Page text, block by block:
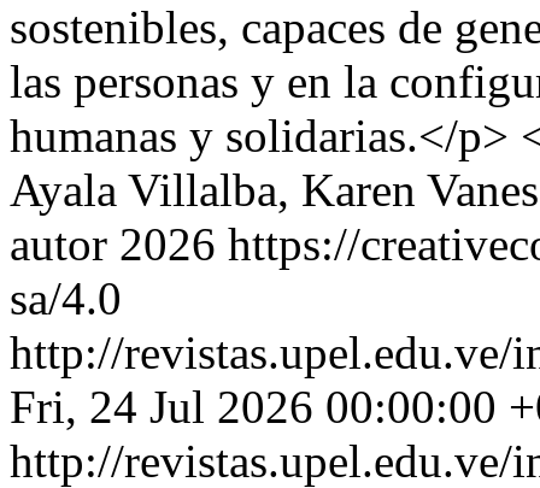
sostenibles, capaces de
las personas y en la
humanas y solidarias.</p>
Ayala Villalba, Karen
autor 2026 https://
sa/4.0
http://
Fri, 24 Jul 2026 00:00:00
http://